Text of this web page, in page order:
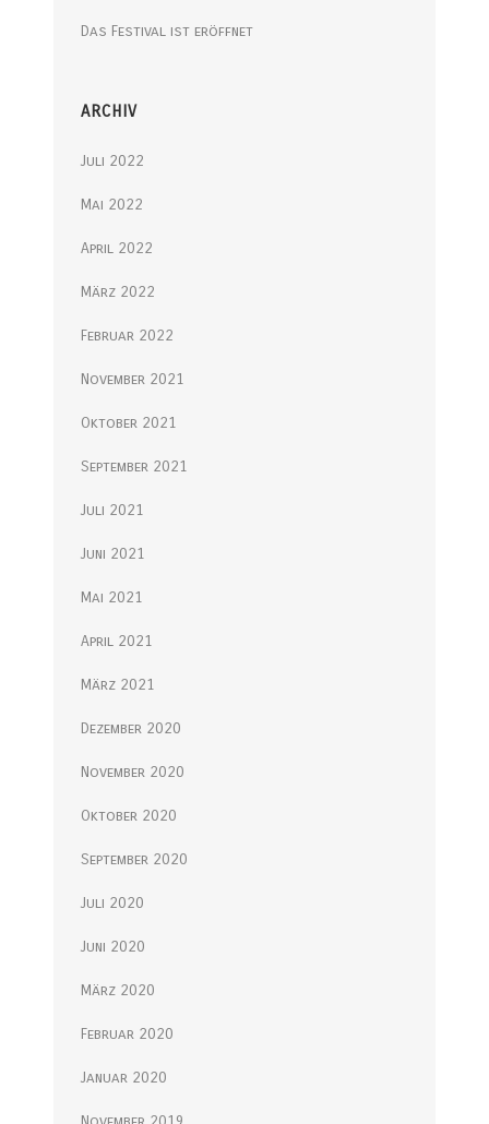
Das Festival ist eröffnet
ARCHIV
Juli 2022
Mai 2022
April 2022
März 2022
Februar 2022
November 2021
Oktober 2021
September 2021
Juli 2021
Juni 2021
Mai 2021
April 2021
März 2021
Dezember 2020
November 2020
Oktober 2020
September 2020
Juli 2020
Juni 2020
März 2020
Februar 2020
Januar 2020